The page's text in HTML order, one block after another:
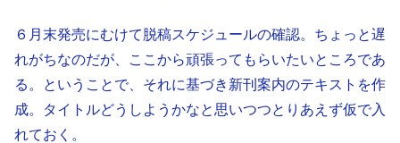
６月末発売にむけて脱稿スケジュールの確認。ちょっと遅
れがちなのだが、ここから頑張ってもらいたいところであ
る。ということで、それに基づき新刊案内のテキストを作
成。タイトルどうしようかなと思いつつとりあえず仮で入
れておく。